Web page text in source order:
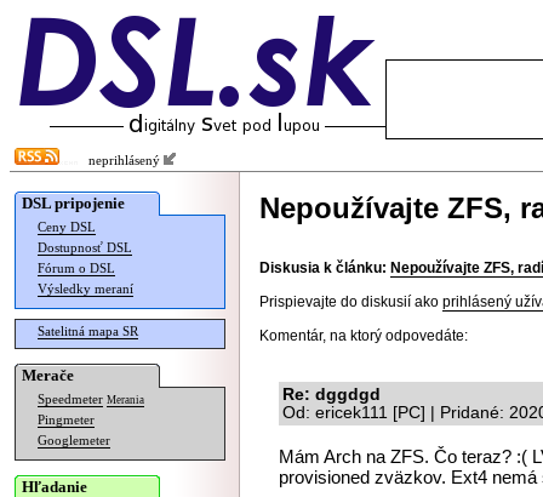
neprihlásený
DSL pripojenie
Ceny DSL
Dostupnosť DSL
Fórum o DSL
Výsledky meraní
Satelitná mapa SR
Merače
Speedmeter Merania
Pingmeter
Googlemeter
Hľadanie
Nepoužívajte ZFS,
Diskusia k článku: Nepoužívajte ZFS,
Prispievajte do diskusií ako prihlásený
Komentár, na ktorý odpovedáte:
Re: dggdgd
Od: ericek111 [PC] | Pridané:
Mám Arch na ZFS. Čo teraz? :(
provisioned zväzkov. Ext4